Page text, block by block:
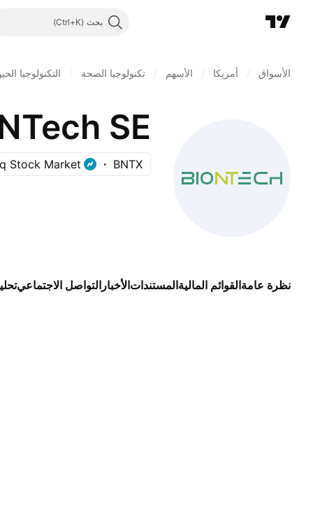
بحث
الأسواق أمريكا الأسهم تكنولوجيا الصحة التكنولوجيا
SE
BNTX
Stock Market
نظرة عامةالقوائم الماليةالمستنداتالأخبار التواصل الاجتماعي